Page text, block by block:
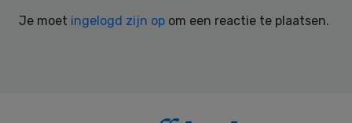
Je moet ingelogd zijn op om een reactie te plaatsen.